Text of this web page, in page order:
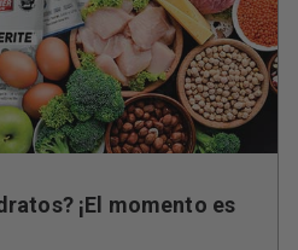
¡El momento es